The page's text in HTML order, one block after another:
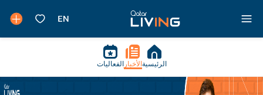
الرئيسية الأخبار الفعاليات